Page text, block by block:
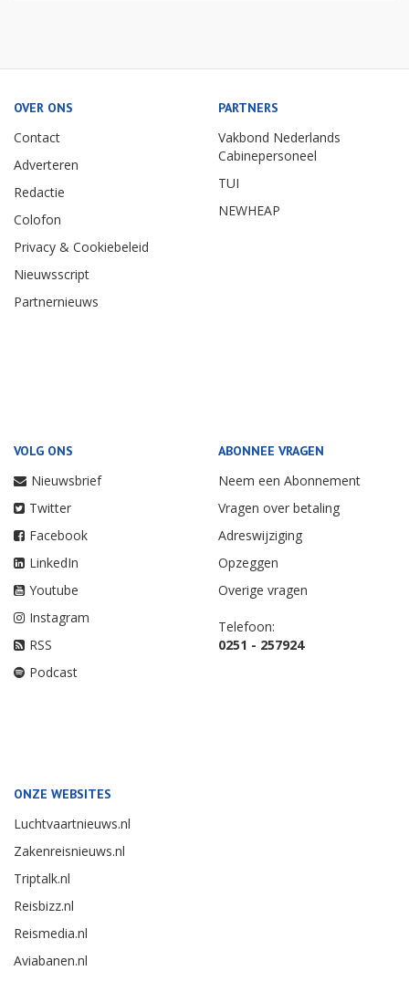
OVER ONS
Contact
Adverteren
Redactie
Colofon
Privacy & Cookiebeleid
Nieuwsscript
Partnernieuws
PARTNERS
Vakbond Nederlands
Cabinepersoneel
TUI
NEWHEAP
VOLG ONS
Nieuwsbrief
Twitter
Facebook
LinkedIn
Youtube
Instagram
RSS
Podcast
ABONNEE VRAGEN
Neem een Abonnement
Vragen over betaling
Adreswijziging
Opzeggen
Overige vragen
Telefoon:
0251 - 257924
ONZE WEBSITES
Luchtvaartnieuws.nl
Zakenreisnieuws.nl
Triptalk.nl
Reisbizz.nl
Reismedia.nl
Aviabanen.nl